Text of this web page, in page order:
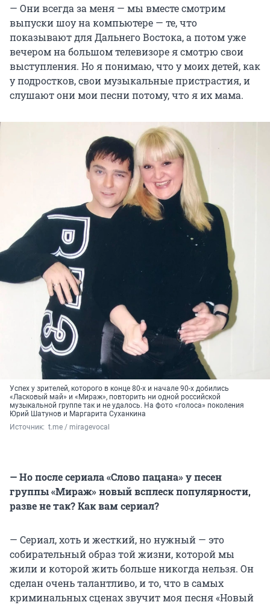
— Они всегда за меня — мы вместе смотрим
выпуски шоу на компьютере — те, что
показывают для Дальнего Востока, а потом уже
вечером на большом телевизоре я смотрю свои
выступления. Но я понимаю, что у моих детей, как
у подростков, свои музыкальные пристрастия, и
слушают они мои песни потому, что я их мама.
Успех у зрителей, которого в конце 80-х и начале 90-х добились
«Ласковый май» и «Мираж», повторить ни одной российской
музыкальной группе так и не удалось. На фото «голоса» поколения
Юрий Шатунов и Маргарита Суханкина
Источник: t.me / miragevocal
— Но после сериала «Слово пацана» у песен
группы «Мираж» новый всплеск популярности,
разве не так? Как вам сериал?
— Сериал, хоть и жесткий, но нужный — это
собирательный образ той жизни, которой мы
жили и которой жить больше никогда нельзя. Он
сделан очень талантливо, и то, что в самых
криминальных сценах звучит моя песня «Новый